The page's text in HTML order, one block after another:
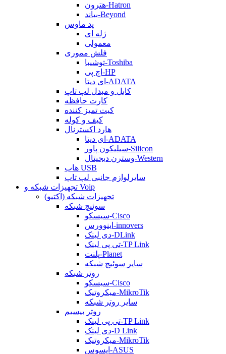
هترون-Hatron
بیاند-Beyond
پد ماوس
ژله ای
معمولی
فلش مموری
توشیبا-Toshiba
اچ پی-HP
ای دیتا-ADATA
کابل و مبدل لپ تاپ
کارت حافظه
کیت تمیز کننده
کیف و کوله
هارد اکسترنال
ای دیتا-ADATA
سیلیکون پاور-Silicon
وسترن دیجیتال-Western
هاب USB
سایرلوازم جانبی لپ تاپ
تجهیزات شبکه و Voip
تجهیزات شبکه (اکتیو)
سوئیچ شبکه
سیسکو-Cisco
اینوورس-innovers
دی لینک-DLink
تی پی لینک-TP Link
پلنت-Planet
سایر سوئیچ شبکه
روتر شبکه
سیسکو-Cisco
میکروتیک-MikroTik
سایر روتر شبکه
روتر بیسیم
تی پی لینک-TP Link
دی لینک-D Link
میکروتیک-MikroTik
ایسوس-ASUS